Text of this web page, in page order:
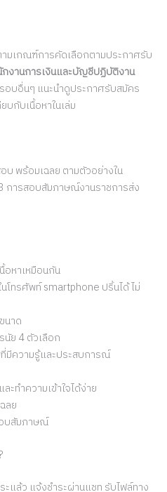
ามเกณฑ์การคัดเลือกตามประกาศรับ
กงานการเงินและบัญชีปฏิบัติงาน
บอื่นๆ แนะนำดูประกาศรับสมัคร
กับเนื้อหาในเล่ม
บ พร้อมเฉลย ตามตัวอย่างใน
การสอบสัมภาษณ์งานราชการส่ง
อหาเหมือนกัน
โทรศัพท์ smartphone ปริ้นได้ ไม่
นาด
ย 4 ตัวเลือก
มีความรู้และประสบการณ์
ะทำความเข้าใจได้ง่าย
ลย
บสัมภาษณ์
แล้ว แจ้งชำระผ่านแชท รับไฟล์ทาง